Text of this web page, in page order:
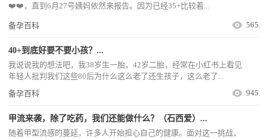
❤️❤️，直到6月27号姨妈依然来报告。因为已经35+比较着...
备孕百科 565
40+到底好要不要小孩？...
我说说我的想法吧，我38岁生一胎，42岁二胎，经常在小红书上看见
年轻人批判我们这些80后为什么这么老了还生孩子，这么老了...
备孕百科
945
甲流来袭，除了吃药，我们还能做什么？（石西爱）...
随着甲型流感的蔓延，许多人开始担心自己的健康。面对这一挑战，